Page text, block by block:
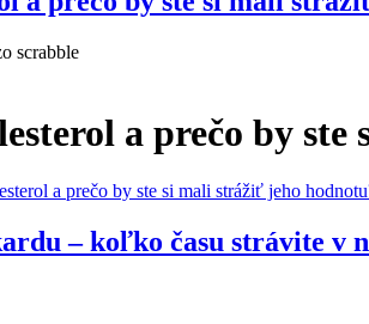
a prečo by
a prečo by ste si mali strážiť jeho
– koľko času strávite v